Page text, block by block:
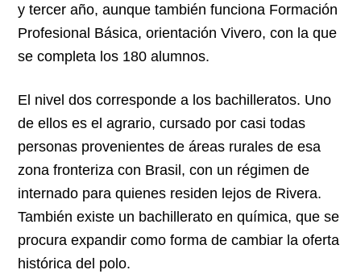
y tercer año, aunque también funciona Formación
Profesional Básica, orientación Vivero, con la que
se completa los 180 alumnos.
El nivel dos corresponde a los bachilleratos. Uno
de ellos es el agrario, cursado por casi todas
personas provenientes de áreas rurales de esa
zona fronteriza con Brasil, con un régimen de
internado para quienes residen lejos de Rivera.
También existe un bachillerato en química, que se
procura expandir como forma de cambiar la oferta
histórica del polo.